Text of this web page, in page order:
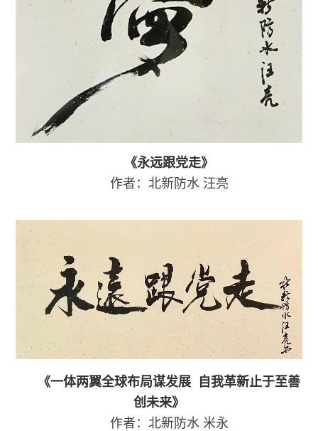
《永远跟党走》
作者：北新防水 汪亮
《一体两翼全球布局谋发展 自我革新止于至善
创未来》
作者：北新防水 米永